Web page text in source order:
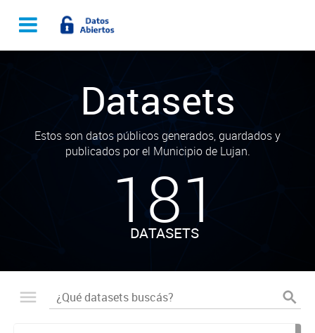
Datasets
Estos son datos públicos generados, guardados y
publicados por el Municipio de Lujan.
181
DATASETS